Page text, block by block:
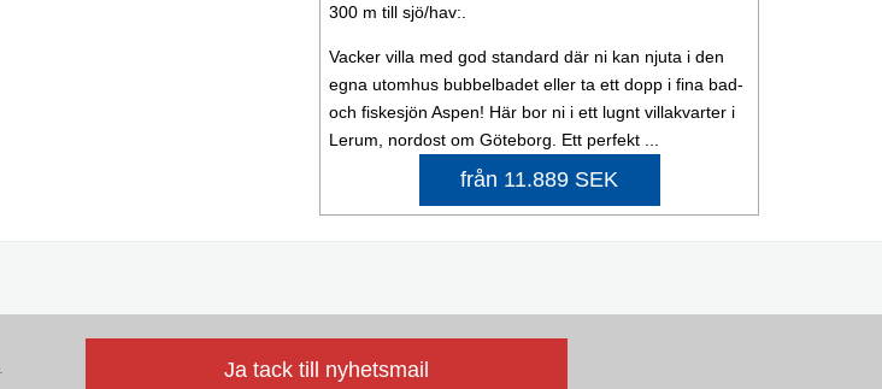
300 m till sjö/hav:.
Vacker villa med god standard där ni kan njuta i den
egna utomhus bubbelbadet eller ta ett dopp i fina bad-
och fiskesjön Aspen! Här bor ni i ett lugnt villakvarter i
Lerum, nordost om Göteborg. Ett perfekt ...
från 11.889 SEK
Ja tack till nyhetsmail